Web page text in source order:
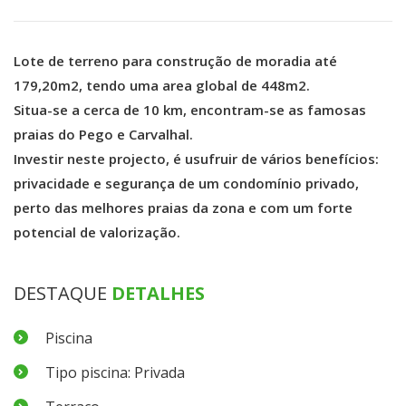
Lote de terreno para construção de moradia até
179,20m2, tendo uma area global de 448m2.
Situa-se a cerca de 10 km, encontram-se as famosas
praias do Pego e Carvalhal.
Investir neste projecto, é usufruir de vários benefícios:
privacidade e segurança de um condomínio privado,
perto das melhores praias da zona e com um forte
potencial de valorização.
DESTAQUE DETALHES
Piscina
Tipo piscina: Privada